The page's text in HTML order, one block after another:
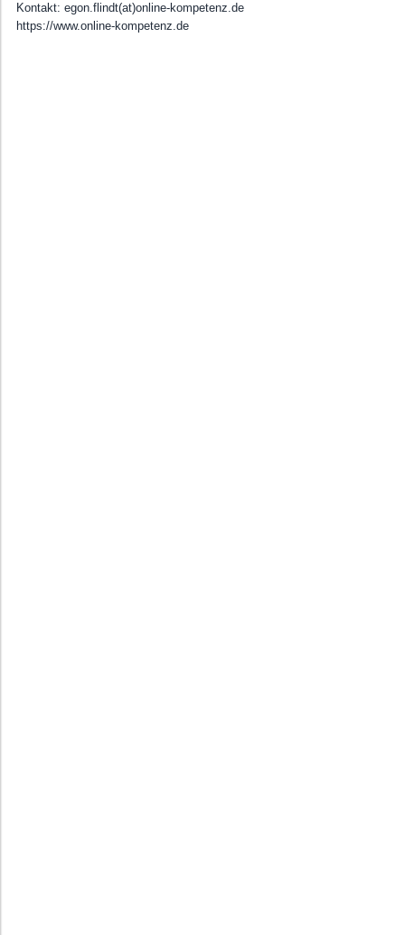
Kontakt: egon.flindt(at)online-kompetenz.de
https://www.online-kompetenz.de